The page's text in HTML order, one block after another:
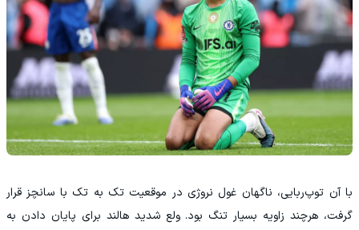
با آن توپ‌ربایی، ناگهان غول نروژی در موقعیت تک به تک با سانچز قرار
گرفت، هرچند زاویه بسیار تنگ بود. ولع شدید هالند برای پایان دادن به